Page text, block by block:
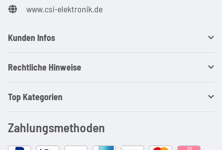
www.csi-elektronik.de
Kunden Infos
Rechtliche Hinweise
Top Kategorien
Zahlungsmethoden